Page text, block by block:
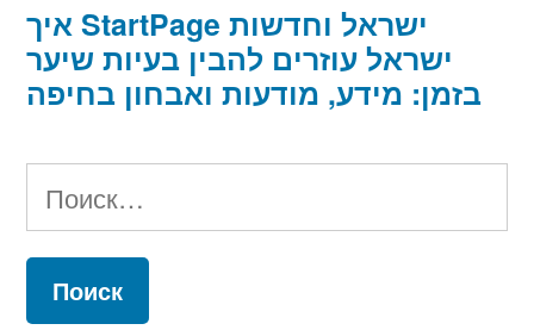
איך StartPage ישראל וחדשות
ישראל עוזרים להבין בעיות שיער
בזמן: מידע, מודעות ואבחון בחיפה
Найти: